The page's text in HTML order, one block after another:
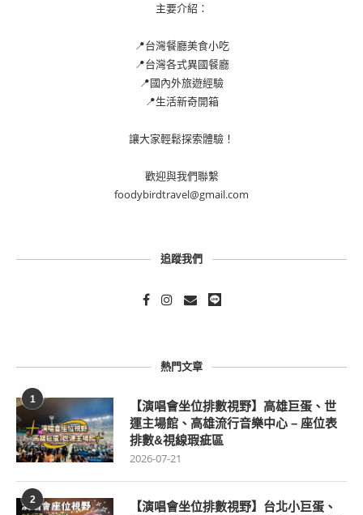
主要介紹：
📍台灣餐廳美食小吃
📍台灣各式異國餐廳
📍國內外旅遊經驗
📍生活新奇開箱
讓大家輕鬆探索體驗！
歡迎與我們聯繫
foodybirdtravel@gmail.com
追蹤我們
熱門文章
1
【演唱會坐位排數視野】高雄巨蛋、世
運主場館、高雄流行音樂中心 – 座位表
排數&視線瑕疵區
2026-07-21
2
【演唱會坐位排數視野】台北小巨蛋、